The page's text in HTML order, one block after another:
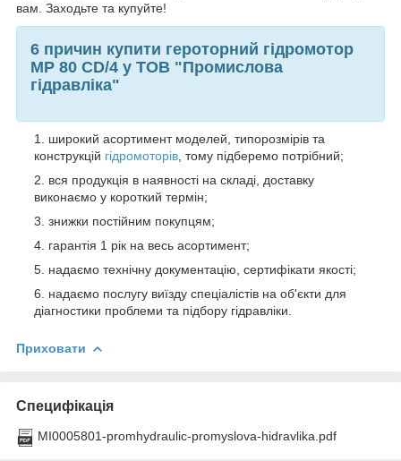
вам. Заходьте та купуйте!
6 причин купити героторний гідромотор
MP 80 CD/4 у ТОВ "Промислова
гідравліка"
широкий асортимент моделей, типорозмірів та
конструкцій гідромоторів , тому підберемо потрібний;
вся продукція в наявності на складі, доставку
виконаємо у короткий термін;
знижки постійним покупцям;
гарантія 1 рік на весь асортимент;
надаємо технічну документацію, сертифікати якості;
надаємо послугу виїзду спеціалістів на об'єкти для
діагностики проблеми та підбору гідравліки.
Приховати
Специфікація
MI0005801-promhydraulic-promyslova-hidravlika.pdf